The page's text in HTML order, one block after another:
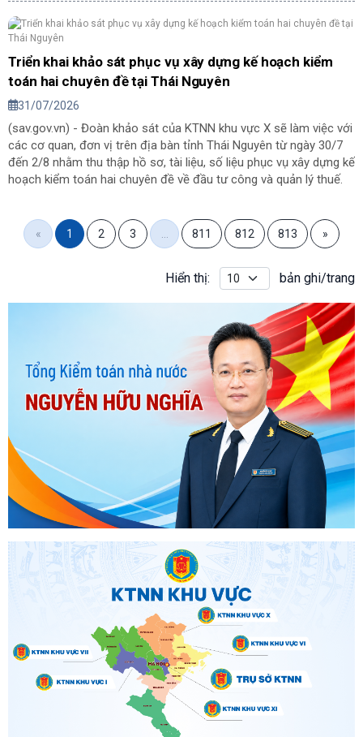
"Phòng họp không giấy".
Triển khai khảo sát phục vụ xây dựng kế hoạch kiểm
toán hai chuyên đề tại Thái Nguyên
31/07/2026
(sav.gov.vn) - Đoàn khảo sát của KTNN khu vực X sẽ làm việc với
các cơ quan, đơn vị trên địa bàn tỉnh Thái Nguyên từ ngày 30/7
đến 2/8 nhằm thu thập hồ sơ, tài liệu, số liệu phục vụ xây dựng kế
hoạch kiểm toán hai chuyên đề về đầu tư công và quản lý thuế.
« 1 2 3 811 812 813 »
Hiển thị: bản ghi/trang